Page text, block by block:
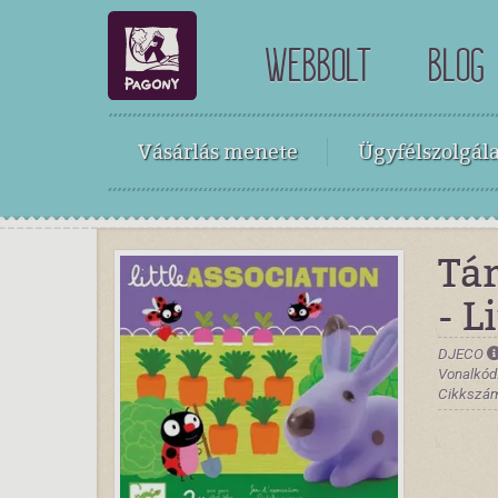
WEBBOLT BLOG
Vásárlás menete
-
DJECO